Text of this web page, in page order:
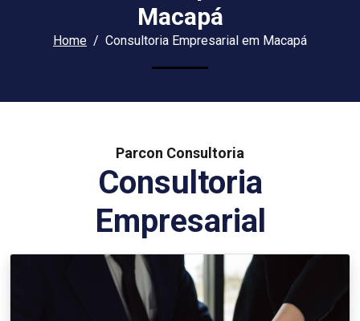
Macapá
Home Consultoria Empresarial em Macapá
Parcon Consultoria
Consultoria
Empresarial